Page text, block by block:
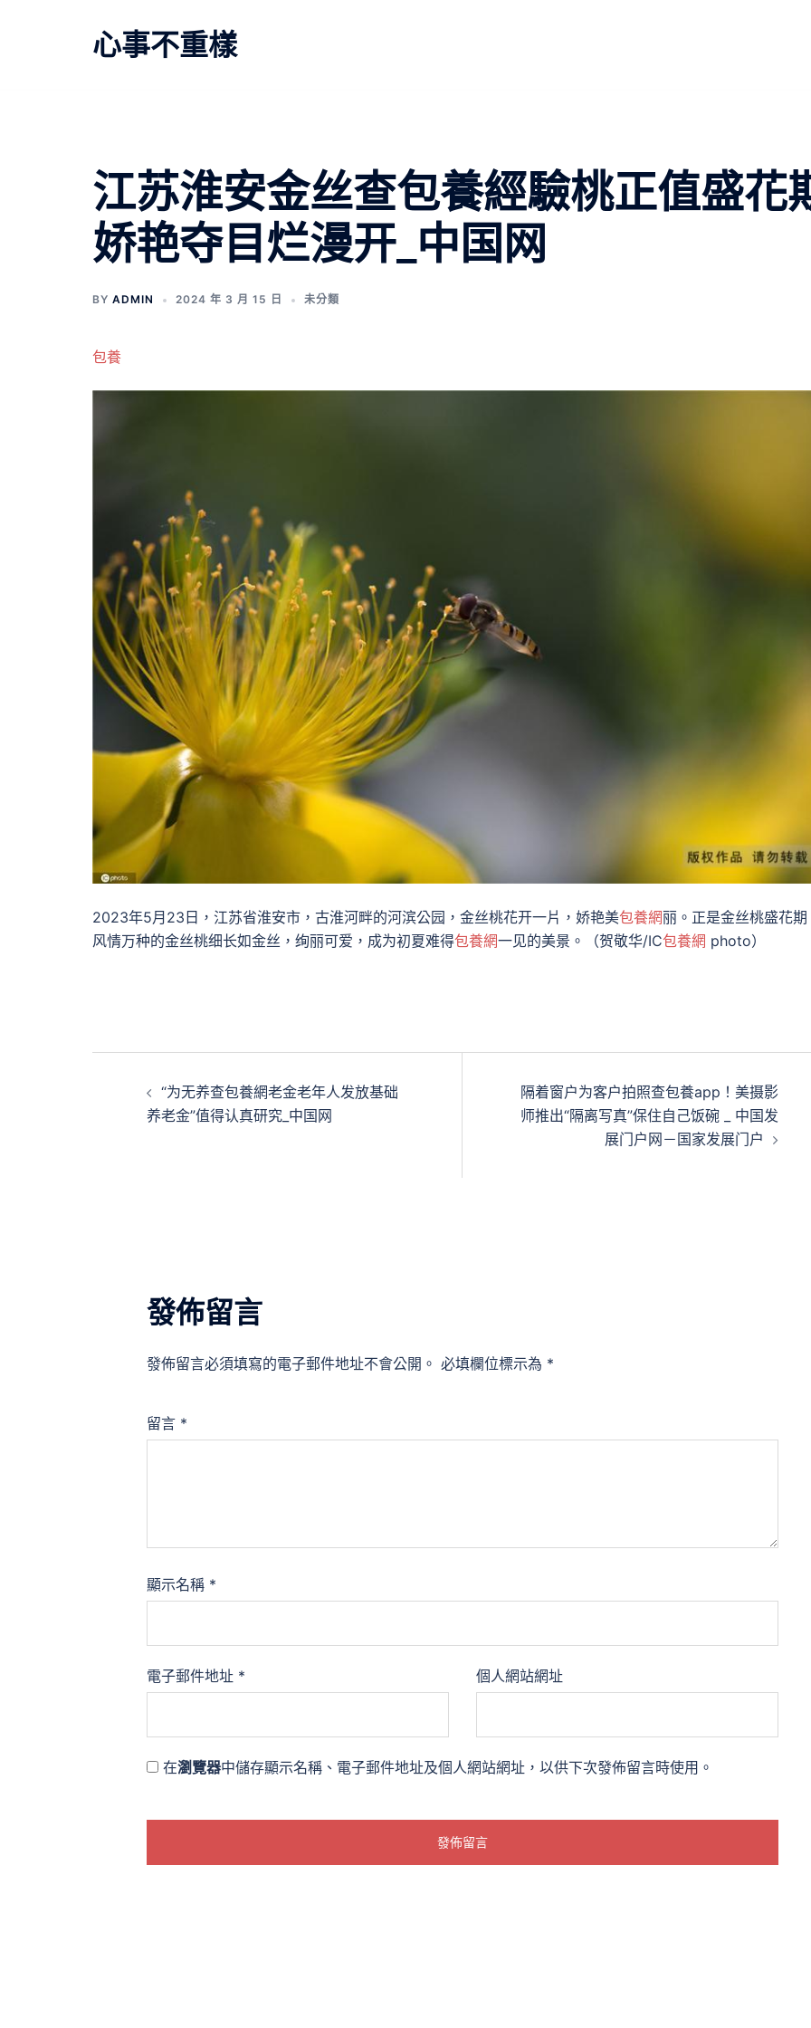
心事不重樣
江苏淮安金丝查包養經驗桃正值盛花
娇艳夺目烂漫开_中国网
BY ADMIN 2024 年 3 月 15 日 未分類
包養
2023年5月23日，江苏省淮安市，古淮河畔的河滨公园，金丝桃花开一片，娇艳美包養網丽。正是金丝桃盛花期
风情万种的金丝桃细长如金丝，绚丽可爱，成为初夏难得包養網一见的美景。（贺敬华/IC包養網 photo）
“为无养查包養網老金老年人发放基础
养老金”值得认真研究_中国网
隔着窗户为客户拍照查包養app！美摄影
师推出“隔离写真”保住自己饭碗 _ 中国发
展门户网－国家发展门户
發佈留言
發佈留言必須填寫的電子郵件地址不會公開。 必填欄位標示為 *
留言 *
顯示名稱 *
電子郵件地址 * 個人網站網址
在瀏覽器中儲存顯示名稱、電子郵件地址及個人網站網址，以供下次發佈留言時使用。